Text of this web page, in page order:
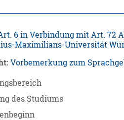
6 in Verbindung mit Art. 72
Maximilians-Universität
Vorbemerkung zum
des Studiums